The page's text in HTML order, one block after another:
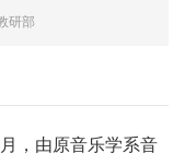
研部
，由原音乐学系音